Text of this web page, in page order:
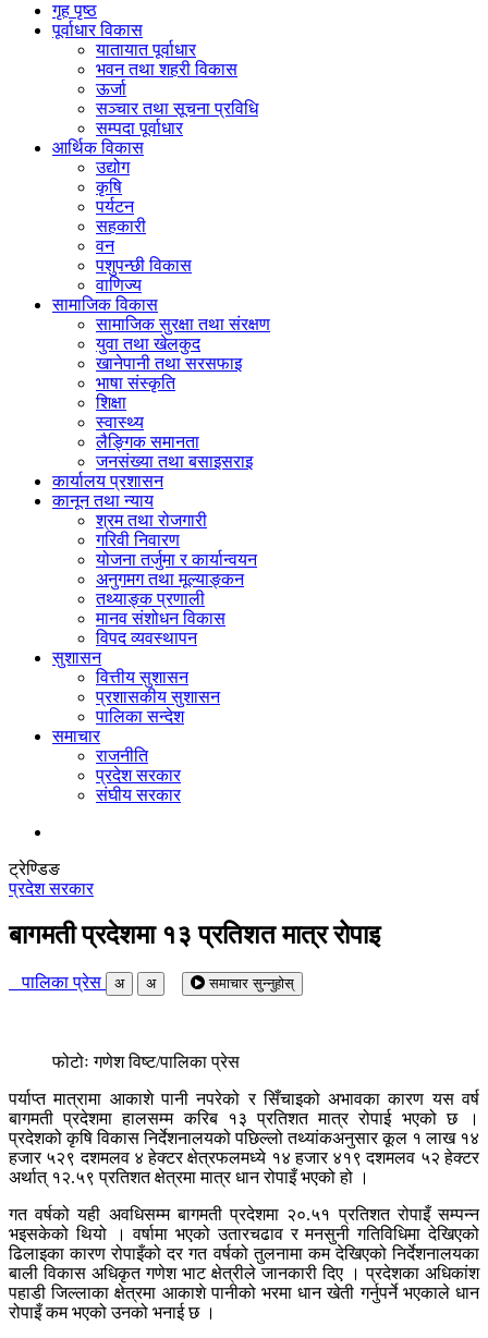
गृह पृष्ठ
पूर्वाधार विकास
यातायात पूर्वाधार
भवन तथा शहरी विकास
ऊर्जा
सञ्चार तथा सूचना प्रविधि
सम्पदा पूर्वाधार
आर्थिक विकास
उद्योग
कृषि
पर्यटन
सहकारी
वन
पशुपन्छी विकास
वाणिज्य
सामाजिक विकास
सामाजिक सुरक्षा तथा संरक्षण
युवा तथा खेलकुद
खानेपानी तथा सरसफाइ
भाषा संस्कृति
शिक्षा
स्वास्थ्य
लैङ्गिक समानता
जनसंख्या तथा बसाइसराइ
कार्यालय प्रशासन
कानून तथा न्याय
श्रम तथा रोजगारी
गरिवी निवारण
योजना तर्जुमा र कार्यान्वयन
अनुगमग तथा मूल्याङ्कन
तथ्याङ्क प्रणाली
मानव संशोधन विकास
विपद व्यवस्थापन
सुशासन
वित्तीय सुशासन
प्रशासकीय सुशासन
पालिका सन्देश
समाचार
राजनीति
प्रदेश सरकार
संघीय सरकार
ट्रेण्डिङ
प्रदेश सरकार
बागमती प्रदेशमा १३ प्रतिशत मात्र रोपाइ
पालिका प्रेस अ अ समाचार सुन्नुहोस्
फोटोः गणेश विष्ट/पालिका प्रेस
पर्याप्त मात्रामा आकाशे पानी नपरेको र सिँचाइको अभावका कारण यस वर्ष
बागमती प्रदेशमा हालसम्म करिब १३ प्रतिशत मात्र रोपाई भएको छ ।
प्रदेशको कृषि विकास निर्देशनालयको पछिल्लो तथ्यांकअनुसार कूल १ लाख १४
हजार ५२९ दशमलव ४ हेक्टर क्षेत्रफलमध्ये १४ हजार ४१९ दशमलव ५२ हेक्टर
अर्थात् १२.५९ प्रतिशत क्षेत्रमा मात्र धान रोपाइँ भएको हो ।
गत वर्षको यही अवधिसम्म बागमती प्रदेशमा २०.५१ प्रतिशत रोपाइँ सम्पन्न
भइसकेको थियो । वर्षामा भएको उतारचढाव र मनसुनी गतिविधिमा देखिएको
ढिलाइका कारण रोपाइँको दर गत वर्षको तुलनामा कम देखिएको निर्देशनालयका
बाली विकास अधिकृत गणेश भाट क्षेत्रीले जानकारी दिए । प्रदेशका अधिकांश
पहाडी जिल्लाका क्षेत्रमा आकाशे पानीको भरमा धान खेती गर्नुपर्ने भएकाले धान
रोपाइँ कम भएको उनको भनाई छ ।